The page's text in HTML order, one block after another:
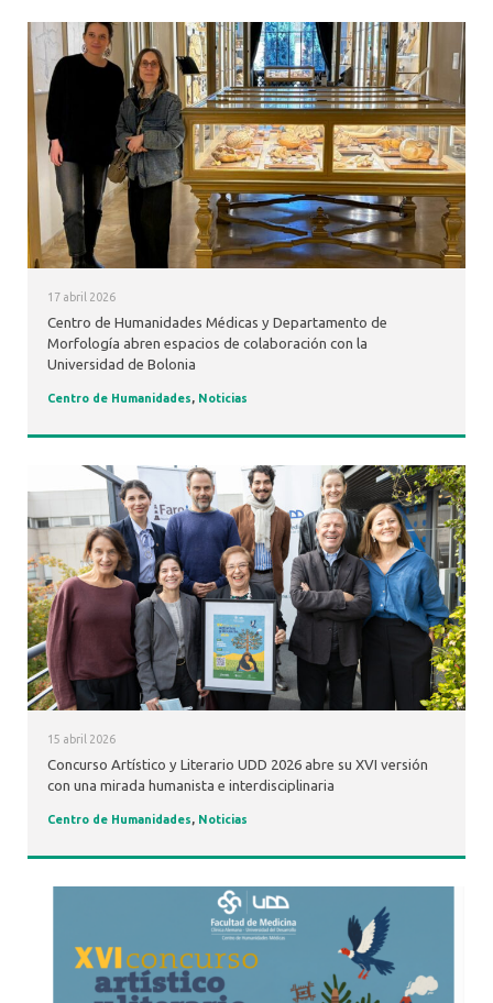
17 abril 2026
Centro de Humanidades Médicas y Departamento de
Morfología abren espacios de colaboración con la
Universidad de Bolonia
Centro de Humanidades, Noticias
15 abril 2026
Concurso Artístico y Literario UDD 2026 abre su XVI versión
con una mirada humanista e interdisciplinaria
Centro de Humanidades, Noticias